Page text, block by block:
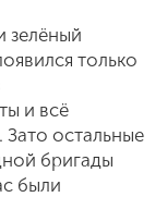
зелёный
только
и всё
остальные
бригады
были